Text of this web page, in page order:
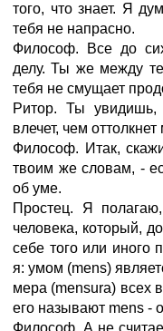
того, что знает. Я
тебя не напрасно.
Философ. Все до
делу. Ты же между
тебя не смущает
Ритор. Ты увидишь,
влечет, чем
Философ. Итак,
твоим же словам, -
об уме.
Простец. Я
человека, который,
себе того или иного
я: умом (mens)
мера (mensura) всех
его называют mens -
Философ. А не